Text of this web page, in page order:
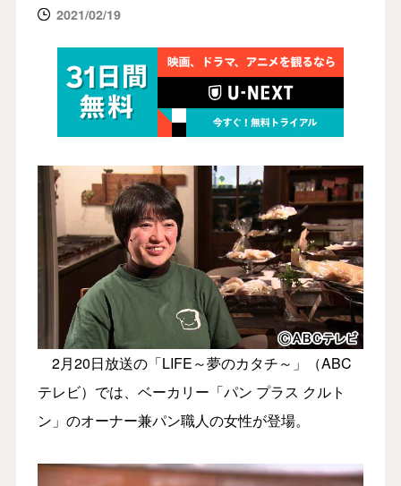
2021/02/19
2月20日放送の「LIFE～夢のカタチ～」（ABC
テレビ）では、ベーカリー「パン プラス クルト
ン」のオーナー兼パン職人の女性が登場。